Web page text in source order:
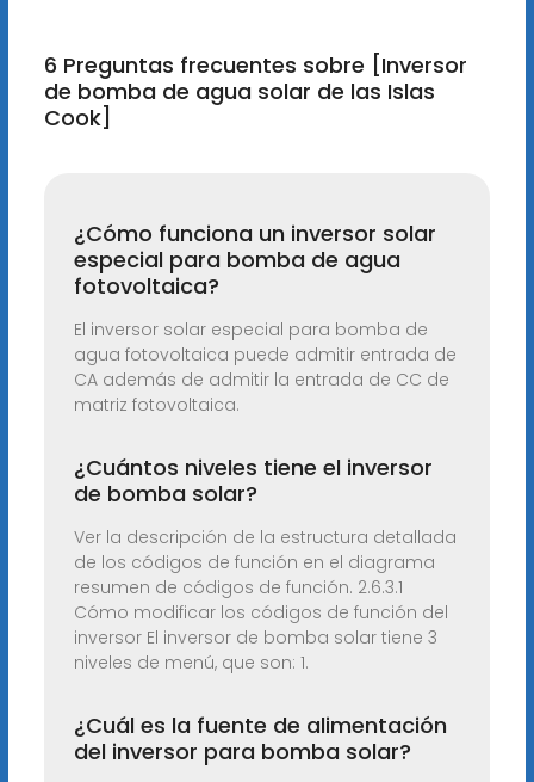
6 Preguntas frecuentes sobre [Inversor
de bomba de agua solar de las Islas
Cook]
¿Cómo funciona un inversor solar
especial para bomba de agua
fotovoltaica?
El inversor solar especial para bomba de
agua fotovoltaica puede admitir entrada de
CA además de admitir la entrada de CC de
matriz fotovoltaica.
¿Cuántos niveles tiene el inversor
de bomba solar?
Ver la descripción de la estructura detallada
de los códigos de función en el diagrama
resumen de códigos de función. 2.6.3.1
Cómo modificar los códigos de función del
inversor El inversor de bomba solar tiene 3
niveles de menú, que son: 1.
¿Cuál es la fuente de alimentación
del inversor para bomba solar?